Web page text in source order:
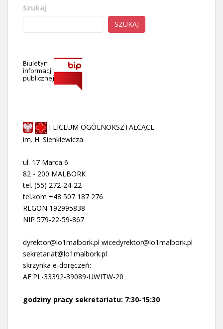
Szukaj
SZUKAJ
I LICEUM OGÓLNOKSZTAŁCĄCE
im. H. Sienkiewicza
ul. 17 Marca 6
82 - 200 MALBORK
tel. (55) 272-24-22
tel.kom +48 507 187 276
REGON 192995838
NIP 579-22-59-867
dyrektor@lo1malbork.pl wicedyrektor@lo1malbork.pl
sekretariat@lo1malbork.pl
skrzynka e-doręczeń:
AE:PL-33392-39089-UWITW-20
godziny pracy sekretariatu: 7:30-15:30